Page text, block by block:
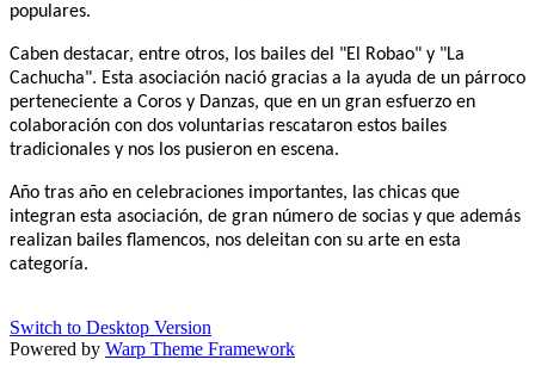
populares.
Caben destacar, entre otros, los bailes del "El Robao" y "La
Cachucha". Esta asociación nació gracias a la ayuda de un párroco
perteneciente a Coros y Danzas, que en un gran esfuerzo en
colaboración con dos voluntarias rescataron estos bailes
tradicionales y nos los pusieron en escena.
Año tras año en celebraciones importantes, las chicas que
integran esta asociación, de gran número de socias y que además
realizan bailes flamencos, nos deleitan con su arte en esta
categoría.
Switch to Desktop Version
Powered by Warp Theme Framework